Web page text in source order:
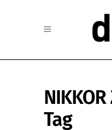
Tag